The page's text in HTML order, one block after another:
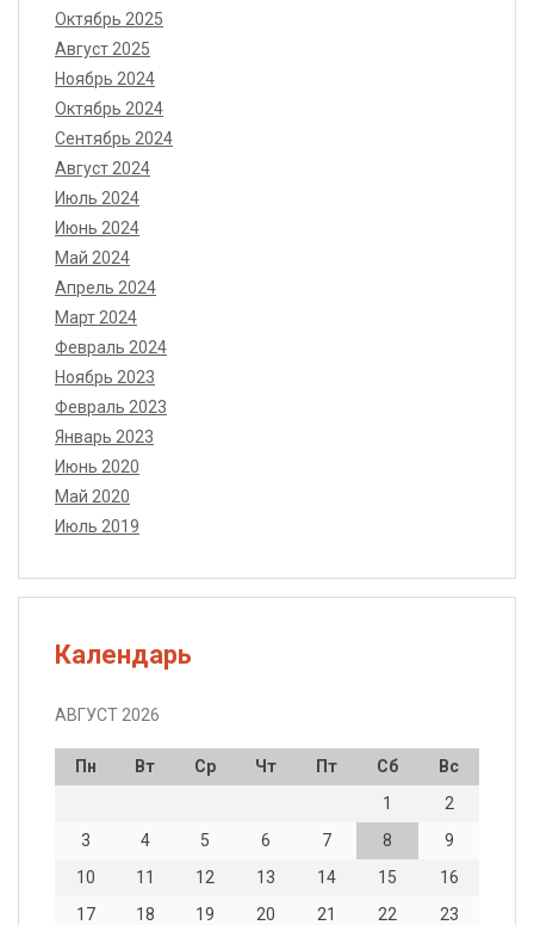
Октябрь 2025
Август 2025
Ноябрь 2024
Октябрь 2024
Сентябрь 2024
Август 2024
Июль 2024
Июнь 2024
Май 2024
Апрель 2024
Март 2024
Февраль 2024
Ноябрь 2023
Февраль 2023
Январь 2023
Июнь 2020
Май 2020
Июль 2019
Календарь
АВГУСТ 2026
Пн Вт Ср Чт Пт Сб
Вс
1
2
3
4 5 6 7 8
9
10
11 12 13 14 15
16
17
18 19 20 21 22
23